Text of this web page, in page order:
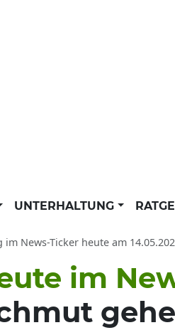
UNTERHALTUNG
News-Ticker heute am
im